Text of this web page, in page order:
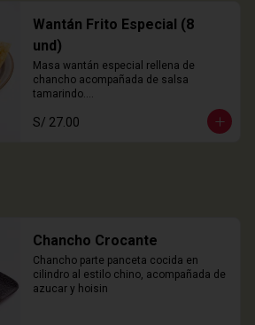
Wantán Frito Especial (8
und)
Masa wantán especial rellena de
chancho acompañada de salsa
tamarindo.
S/ 27.00
Chancho Crocante
Chancho parte panceta cocida en
cilindro al estilo chino, acompañada de
azucar y hoisin